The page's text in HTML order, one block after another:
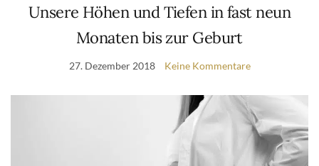
Unsere Höhen und Tiefen in fast neun
Monaten bis zur Geburt
27. Dezember 2018 Keine Kommentare